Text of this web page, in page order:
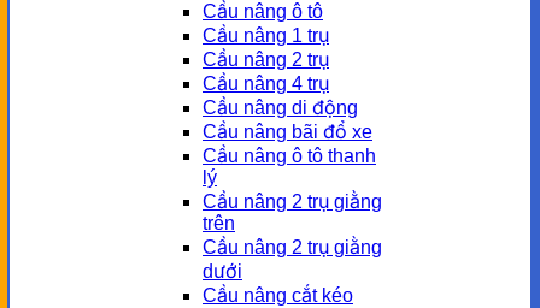
Cầu nâng ô tô
Cầu nâng 1 trụ
Cầu nâng 2 trụ
Cầu nâng 4 trụ
Cầu nâng di động
Cầu nâng bãi đổ xe
Cầu nâng ô tô thanh
lý
Cầu nâng 2 trụ giằng
trên
Cầu nâng 2 trụ giằng
dưới
Cầu nâng cắt kéo